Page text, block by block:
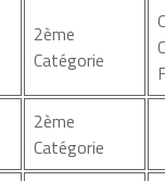
2ème
Catégorie
2ème
Catégorie